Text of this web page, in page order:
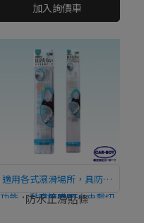
加入詢價車
適用各式濕滑場所，具防水
功能， 黏貼簡單!可自由裁切
直接購買
防水止滑貼條